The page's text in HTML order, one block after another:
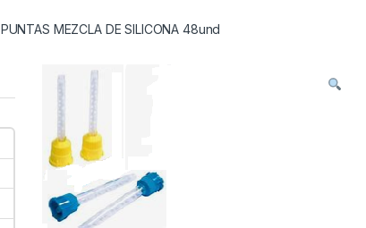
PUNTAS MEZCLA DE SILICONA 48und